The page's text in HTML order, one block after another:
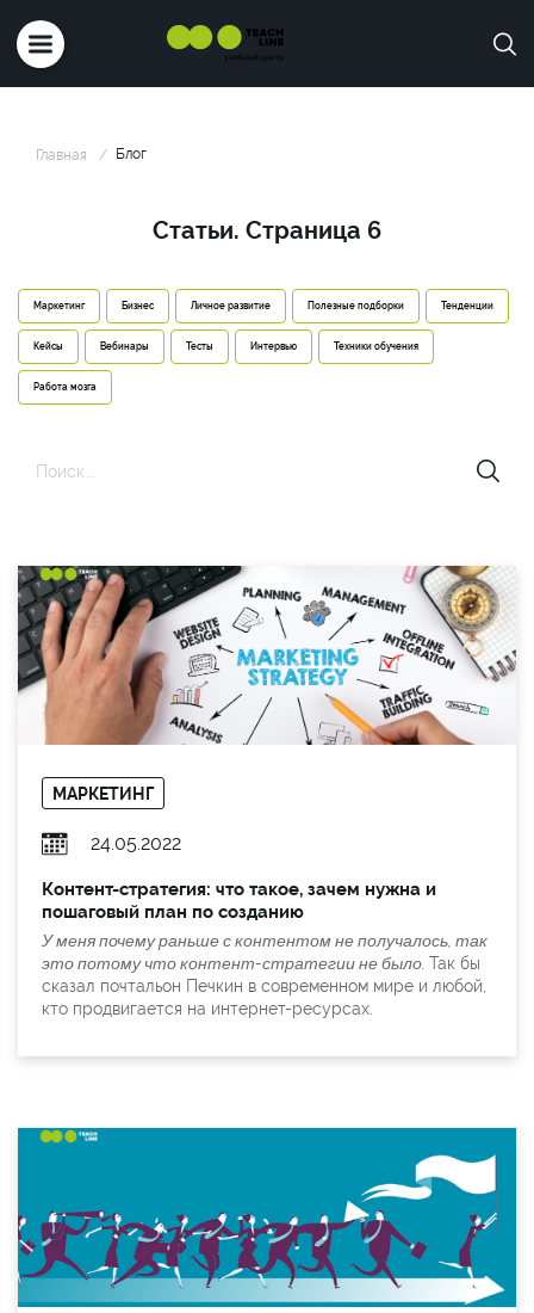
Главная Блог
Статьи. Страница 6
Маркетинг Бизнес Личное развитие Полезные подборки Тенденции
Кейсы Вебинары Тесты Интервью Техники обучения
Работа мозга
МАРКЕТИНГ
24.05.2022
Контент-стратегия: что такое, зачем нужна и
пошаговый план по созданию
У меня почему раньше с контентом не получалось, так
это потому что контент-стратегии не было. Так бы
сказал почтальон Печкин в современном мире и любой,
кто продвигается на интернет-ресурсах.